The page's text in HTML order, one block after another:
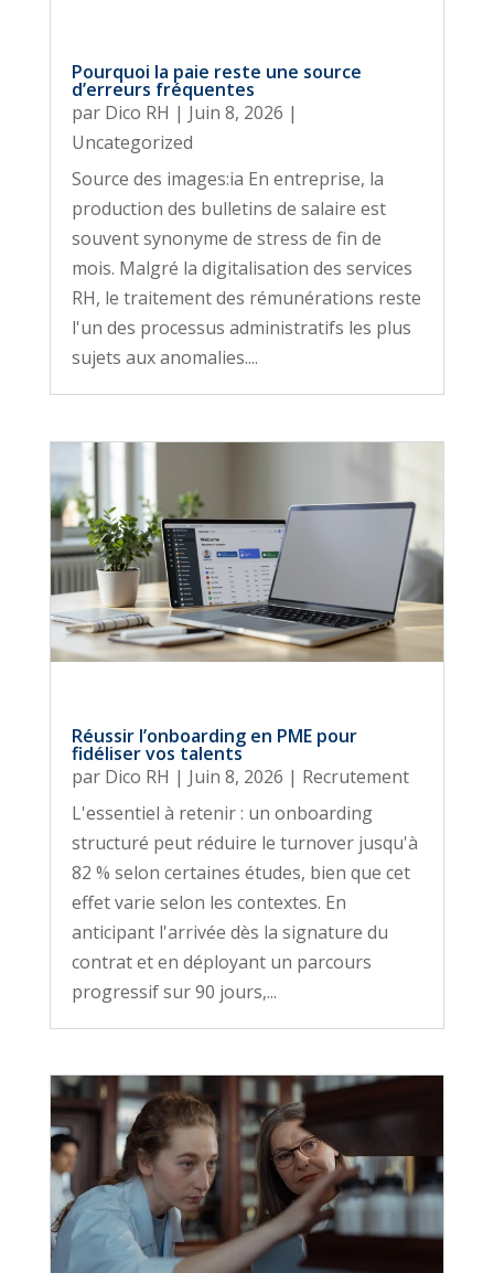
Pourquoi la paie reste une source
d’erreurs fréquentes
par Dico RH | Juin 8, 2026 |
Uncategorized
Source des images:ia En entreprise, la
production des bulletins de salaire est
souvent synonyme de stress de fin de
mois. Malgré la digitalisation des services
RH, le traitement des rémunérations reste
l'un des processus administratifs les plus
sujets aux anomalies....
Réussir l’onboarding en PME pour
fidéliser vos talents
par Dico RH | Juin 8, 2026 | Recrutement
L'essentiel à retenir : un onboarding
structuré peut réduire le turnover jusqu'à
82 % selon certaines études, bien que cet
effet varie selon les contextes. En
anticipant l'arrivée dès la signature du
contrat et en déployant un parcours
progressif sur 90 jours,...